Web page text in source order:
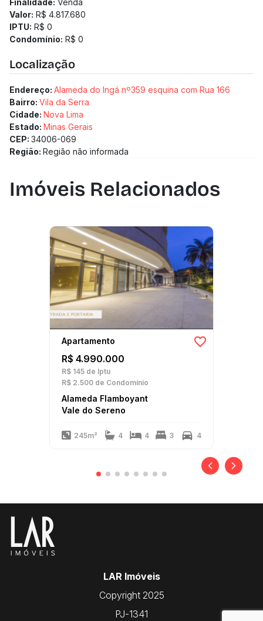
Finalidade: Venda
Valor: R$ 4.817.680
IPTU: R$ 0
Condomínio: R$ 0
Localização
Endereço: Alameda do Ingá nº359 esquina com Rua 166
Bairro: Vila da Serra
Cidade: Nova Lima
Estado: Minas Gerais
CEP: 34006-069
Região: Região não informada
Imóveis Relacionados
Apartamento
R$ 4.990.000
R$ 145 de Iptu
R$ 2.500 de Condomínio
Alameda Flamboyant
Vale do Sereno
245m² 4 4 3 4
LAR Imóveis
Copyright 2025
PJ-1341